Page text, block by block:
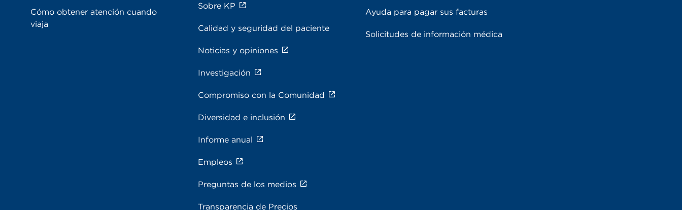
Cómo obtener atención cuando
viaja
Sobre KP
Calidad y seguridad del paciente
Noticias y opiniones
Investigación
Compromiso con la Comunidad
Diversidad e inclusión
Informe anual
Empleos
Preguntas de los medios
Transparencia de Precios
Ayuda para pagar sus facturas
Solicitudes de información médica